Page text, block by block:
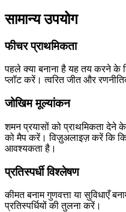
सामान्य उपयोग
फीचर प्राथमिकता
पहले क्या बनाना है यह तय करने के
प्लॉट करें। त्वरित जीत और
जोखिम मूल्यांकन
शमन प्रयासों को प्राथमिकता देने के
को मैप करें। विज़ुअलाइज़ करें कि
आवश्यकता है।
प्रतिस्पर्धी विश्लेषण
कीमत बनाम गुणवत्ता या सुविधाएँ
प्रतिस्पर्धियों की तुलना करें।